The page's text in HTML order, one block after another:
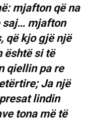
mjafton që na
saj… mjafton
që kjo gjë një
është si të
qiellin pa re
Ja një
lindin
tona më të